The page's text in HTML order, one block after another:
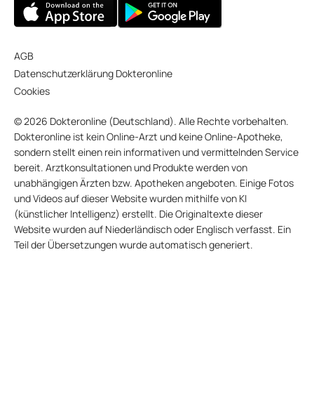
AGB
Datenschutzerklärung Dokteronline
Cookies
© 2026 Dokteronline (Deutschland). Alle Rechte vorbehalten.
Dokteronline ist kein Online-Arzt und keine Online-Apotheke,
sondern stellt einen rein informativen und vermittelnden Service
bereit. Arztkonsultationen und Produkte werden von
unabhängigen Ärzten bzw. Apotheken angeboten. Einige Fotos
und Videos auf dieser Website wurden mithilfe von KI
(künstlicher Intelligenz) erstellt. Die Originaltexte dieser
Website wurden auf Niederländisch oder Englisch verfasst. Ein
Teil der Übersetzungen wurde automatisch generiert.